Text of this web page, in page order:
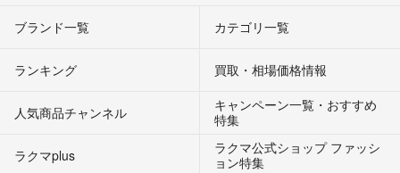
ブランド一覧 カテゴリ一覧
ランキング 買取・相場価格情報
人気商品チャンネル
キャンペーン一覧・おすすめ
特集
ラクマplus
ラクマ公式ショップ ファッシ
ョン特集